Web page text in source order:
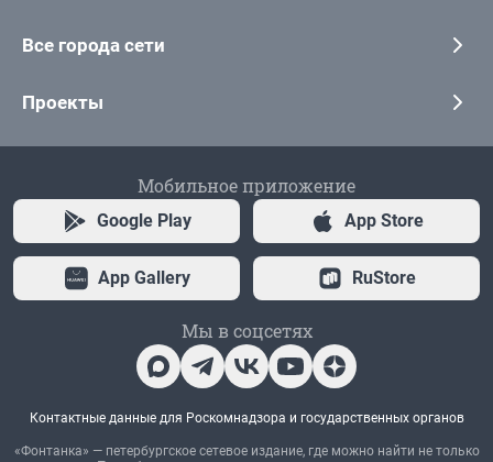
Все города сети
Проекты
Мобильное приложение
Google Play App Store
App Gallery RuStore
Мы в соцсетях
Контактные данные для Роскомнадзора и государственных органов
«Фонтанка» — петербургское сетевое издание, где можно найти не только